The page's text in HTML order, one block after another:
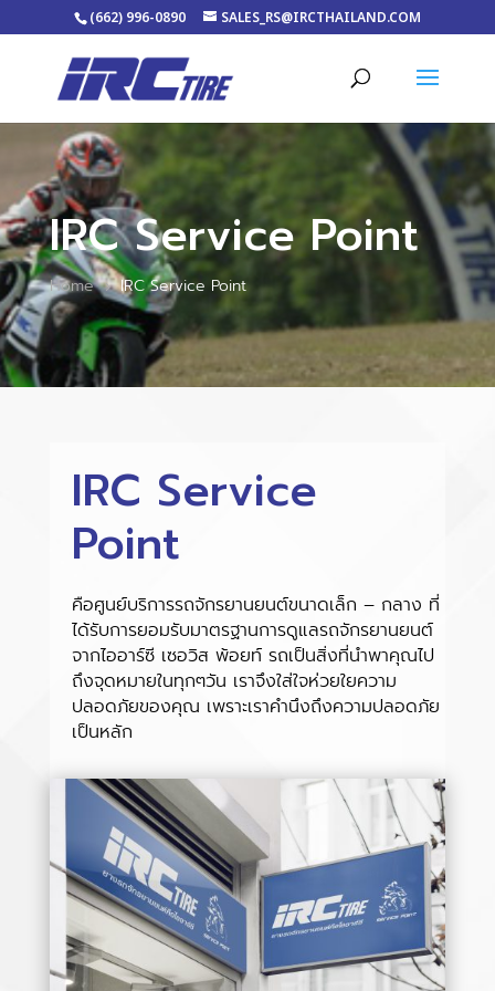
(662) 996-0890 SALES_RS@IRCTHAILAND.COM
IRC Service Point
Home 5 IRC Service Point
IRC Service
Point
คือศูนย์บริการรถจักรยานยนต์ขนาดเล็ก – กลาง ที่
ได้รับการยอมรับมาตรฐานการดูแลรถจักรยานยนต์
จากไออาร์ซี เซอวิส พ้อยท์ รถเป็นสิ่งที่นำพาคุณไป
ถึงจุดหมายในทุกๆวัน เราจึงใส่ใจห่วยใยความ
ปลอดภัยของคุณ เพราะเราคำนึงถึงความปลอดภัย
เป็นหลัก